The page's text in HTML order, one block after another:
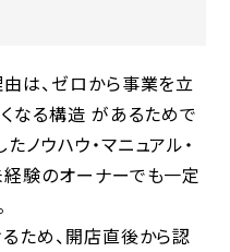
は、ゼロから事業を立
なる構造 があるためで
ノウハウ・マニュアル・
験のオーナーでも一定
ため、開店直後から認